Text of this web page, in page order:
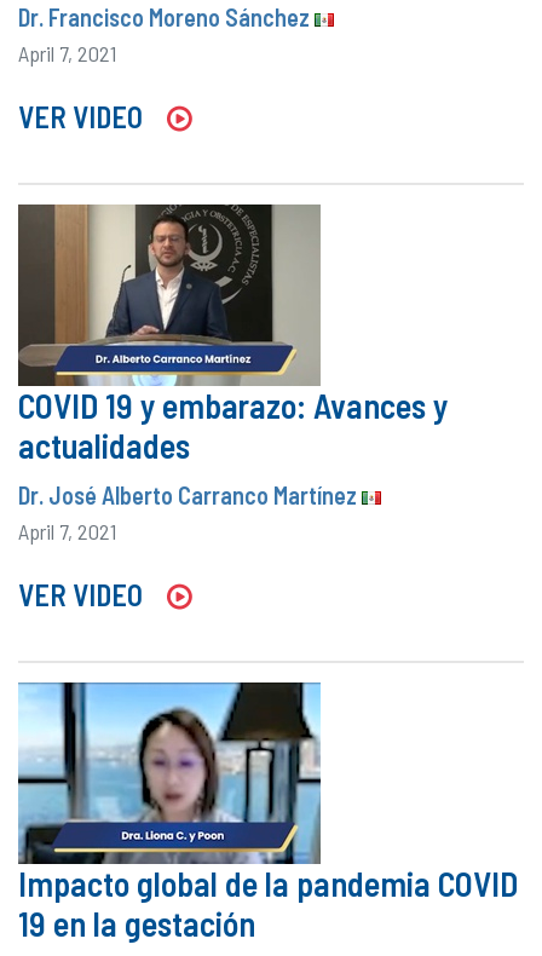
Dr. Francisco Moreno Sánchez
April 7, 2021
VER VIDEO
COVID 19 y embarazo: Avances y
actualidades
Dr. José Alberto Carranco Martínez
April 7, 2021
VER VIDEO
Impacto global de la pandemia COVID
19 en la gestación